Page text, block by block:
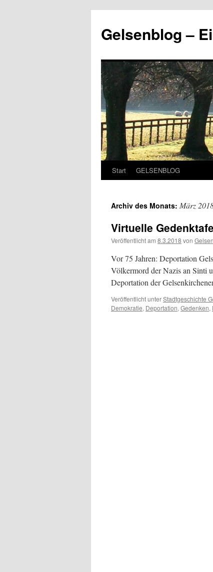
springen
Gelsenblog –
Start GELSENBLOG
Archiv des Monats: März
Virtuelle
Veröffentlicht am 8.3.2018 von
Vor 75 Jahren: Deportation
Völkermord der Nazis an Sinti
Deportation der
Veröffentlicht unterStadtgeschichte
Demokratie, Deportation, Gedenken,